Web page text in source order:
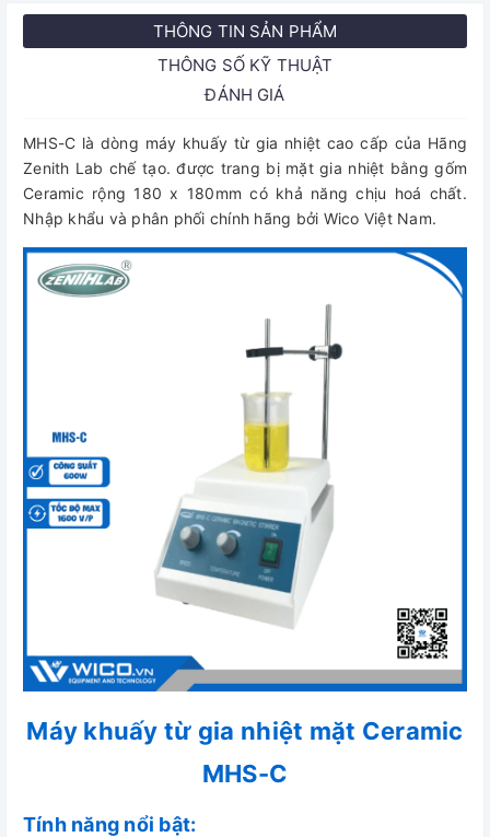
THÔNG TIN SẢN PHẨM
THÔNG SỐ KỸ THUẬT
ĐÁNH GIÁ
MHS-C là dòng máy khuấy từ gia nhiệt cao cấp của Hãng
Zenith Lab chế tạo. được trang bị mặt gia nhiệt bằng gốm
Ceramic rộng 180 x 180mm có khả năng chịu hoá chất.
Nhập khẩu và phân phối chính hãng bởi Wico Việt Nam.
Máy khuấy từ gia nhiệt mặt Ceramic
MHS-C
Tính năng nổi bật: